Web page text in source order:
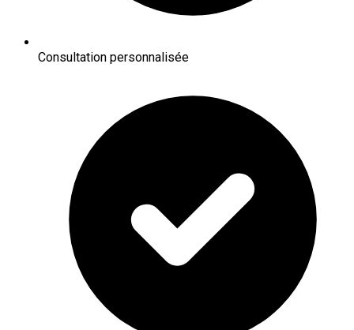
Consultation personnalisée